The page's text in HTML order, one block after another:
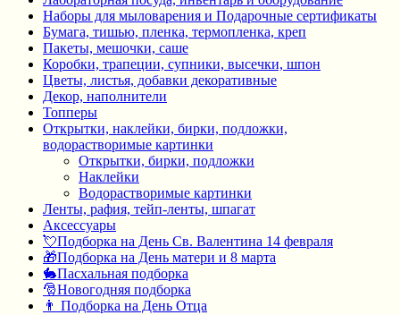
Наборы для мыловарения и Подарочные сертификаты
Бумага, тишью, пленка, термопленка, креп
Пакеты, мешочки, саше
Коробки, трапеции, супники, высечки, шпон
Цветы, листья, добавки декоративные
Декор, наполнители
Топперы
Открытки, наклейки, бирки, подложки,
водорастворимые картинки
Открытки, бирки, подложки
Наклейки
Водорастворимые картинки
Ленты, рафия, тейп-ленты, шпагат
Аксессуары
💘Подборка на День Св. Валентина 14 февраля
🎁Подборка на День матери и 8 марта
🐇Пасхальная подборка
🎅Новогодняя подборка
👨 Подборка на День Отца